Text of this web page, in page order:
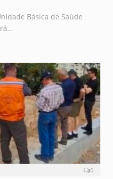
Básica de Saúde
0